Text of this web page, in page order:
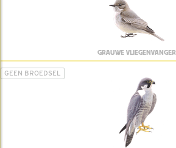
GRAUWE VLIEGENVANGER
GEEN BROEDSEL